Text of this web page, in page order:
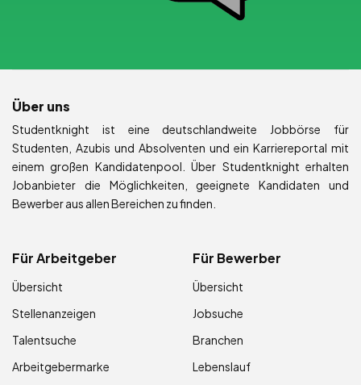
Über uns
Studentknight ist eine deutschlandweite Jobbörse für
Studenten, Azubis und Absolventen und ein Karriereportal mit
einem großen Kandidatenpool. Über Studentknight erhalten
Jobanbieter die Möglichkeiten, geeignete Kandidaten und
Bewerber aus allen Bereichen zu finden.
Für Arbeitgeber
Übersicht
Stellenanzeigen
Talentsuche
Arbeitgebermarke
Für Bewerber
Übersicht
Jobsuche
Branchen
Lebenslauf